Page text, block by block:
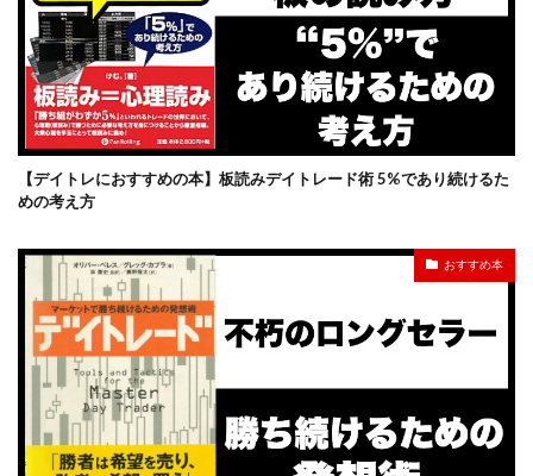
【デイトレにおすすめの本】板読みデイトレード術 5%であり続けるた
めの考え方
おすすめ本